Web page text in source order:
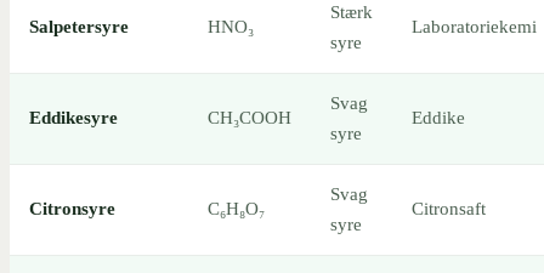
Salpetersyre HNO₃
Stærk
syre
Laboratoriekemi
Eddikesyre CH₃COOH
Svag
syre
Eddike
Citronsyre C₆H₈O₇
Svag
syre
Citronsaft